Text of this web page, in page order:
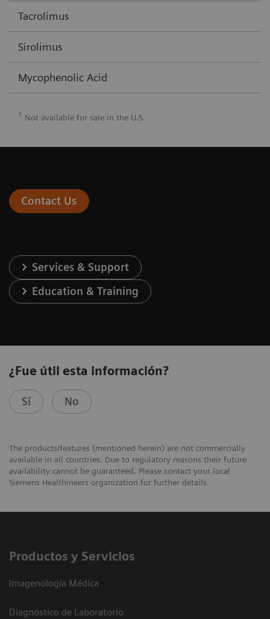
Tacrolimus
Sirolimus
Mycophenolic Acid
1 Not available for sale in the U.S.
Contact Us
Services & Support
Education & Training
¿Fue útil esta información?
Sí No
The products/features (mentioned herein) are not commercially
available in all countries. Due to regulatory reasons their future
availability cannot be guaranteed. Please contact your local
Siemens Healthineers organization for further details.
Productos y Servicios
Imagenología Médica
Diagnóstico de Laboratorio